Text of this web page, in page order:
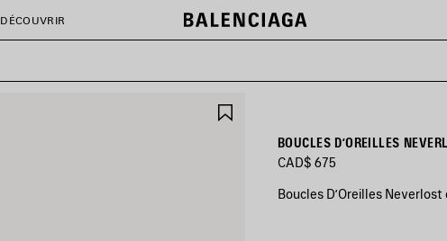
DÉCOUVRIR
FAVORISBOUCLES D’OREILLES
CAD$ 675
Boucles D’Oreilles